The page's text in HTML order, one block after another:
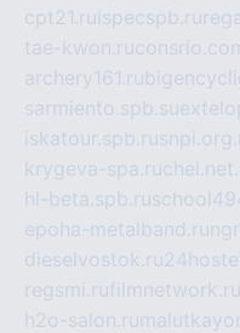
cpt21.ru ispecspb.ru
tae-kwon.ru
archery161.ru
sarmiento.spb.su
iskatour.spb.ru
krygeva-spa.ru
hl-beta.spb.ru
epoha-metalband.ru
dieselvostok.ru
regsmi.rufilmnetwork.ru
h2o-salon.ru